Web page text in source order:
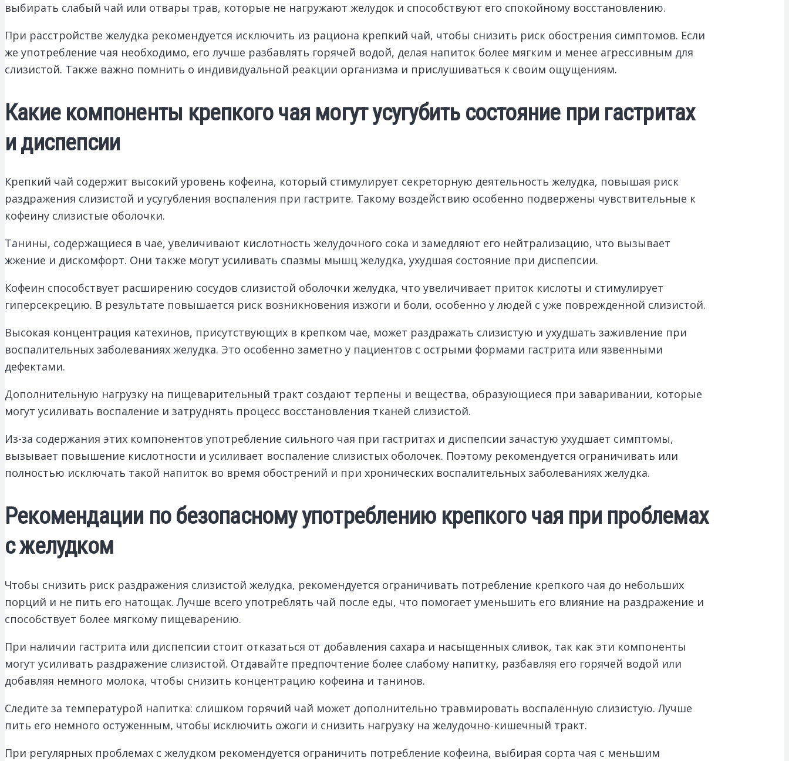
выбирать слабый чай или отвары трав, которые не нагружают желудок и способствуют его спокойному восстановлению.
При расстройстве желудка рекомендуется исключить из рациона крепкий чай, чтобы снизить риск обострения симптомов. Если
же употребление чая необходимо, его лучше разбавлять горячей водой, делая напиток более мягким и менее агрессивным для
слизистой. Также важно помнить о индивидуальной реакции организма и прислушиваться к своим ощущениям.
Какие компоненты крепкого чая могут усугубить состояние при гастритах
и диспепсии
Крепкий чай содержит высокий уровень кофеина, который стимулирует секреторную деятельность желудка, повышая риск
раздражения слизистой и усугубления воспаления при гастрите. Такому воздействию особенно подвержены чувствительные к
кофеину слизистые оболочки.
Танины, содержащиеся в чае, увеличивают кислотность желудочного сока и замедляют его нейтрализацию, что вызывает
жжение и дискомфорт. Они также могут усиливать спазмы мышц желудка, ухудшая состояние при диспепсии.
Кофеин способствует расширению сосудов слизистой оболочки желудка, что увеличивает приток кислоты и стимулирует
гиперсекрецию. В результате повышается риск возникновения изжоги и боли, особенно у людей с уже поврежденной слизистой.
Высокая концентрация катехинов, присутствующих в крепком чае, может раздражать слизистую и ухудшать заживление при
воспалительных заболеваниях желудка. Это особенно заметно у пациентов с острыми формами гастрита или язвенными
дефектами.
Дополнительную нагрузку на пищеварительный тракт создают терпены и вещества, образующиеся при заваривании, которые
могут усиливать воспаление и затруднять процесс восстановления тканей слизистой.
Из-за содержания этих компонентов употребление сильного чая при гастритах и диспепсии зачастую ухудшает симптомы,
вызывает повышение кислотности и усиливает воспаление слизистых оболочек. Поэтому рекомендуется ограничивать или
полностью исключать такой напиток во время обострений и при хронических воспалительных заболеваниях желудка.
Рекомендации по безопасному употреблению крепкого чая при проблемах
с желудком
Чтобы снизить риск раздражения слизистой желудка, рекомендуется ограничивать потребление крепкого чая до небольших
порций и не пить его натощак. Лучше всего употреблять чай после еды, что помогает уменьшить его влияние на раздражение и
способствует более мягкому пищеварению.
При наличии гастрита или диспепсии стоит отказаться от добавления сахара и насыщенных сливок, так как эти компоненты
могут усиливать раздражение слизистой. Отдавайте предпочтение более слабому напитку, разбавляя его горячей водой или
добавляя немного молока, чтобы снизить концентрацию кофеина и танинов.
Следите за температурой напитка: слишком горячий чай может дополнительно травмировать воспалённую слизистую. Лучше
пить его немного остуженным, чтобы исключить ожоги и снизить нагрузку на желудочно-кишечный тракт.
При регулярных проблемах с желудком рекомендуется ограничить потребление кофеина, выбирая сорта чая с меньшим